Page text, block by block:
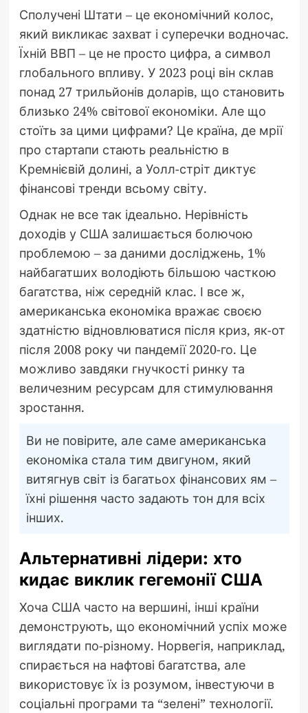
Сполучені Штати – це економічний колос,
який викликає захват і суперечки водночас.
Їхній ВВП – це не просто цифра, а символ
глобального впливу. У 2023 році він склав
понад 27 трильйонів доларів, що становить
близько 24% світової економіки. Але що
стоїть за цими цифрами? Це країна, де мрії
про стартапи стають реальністю в
Кремнієвій долині, а Уолл-стріт диктує
фінансові тренди всьому світу.
Однак не все так ідеально. Нерівність
доходів у США залишається болючою
проблемою – за даними досліджень, 1%
найбагатших володіють більшою часткою
багатства, ніж середній клас. І все ж,
американська економіка вражає своєю
здатністю відновлюватися після криз, як-от
після 2008 року чи пандемії 2020-го. Це
можливо завдяки гнучкості ринку та
величезним ресурсам для стимулювання
зростання.
Ви не повірите, але саме американська
економіка стала тим двигуном, який
витягнув світ із багатьох фінансових ям –
їхні рішення часто задають тон для всіх
інших.
Альтернативні лідери: хто
кидає виклик гегемонії США
Хоча США часто на вершині, інші країни
демонструють, що економічний успіх може
виглядати по-різному. Норвегія, наприклад,
спирається на нафтові багатства, але
використовує їх із розумом, інвестуючи в
соціальні програми та “зелені” технології.